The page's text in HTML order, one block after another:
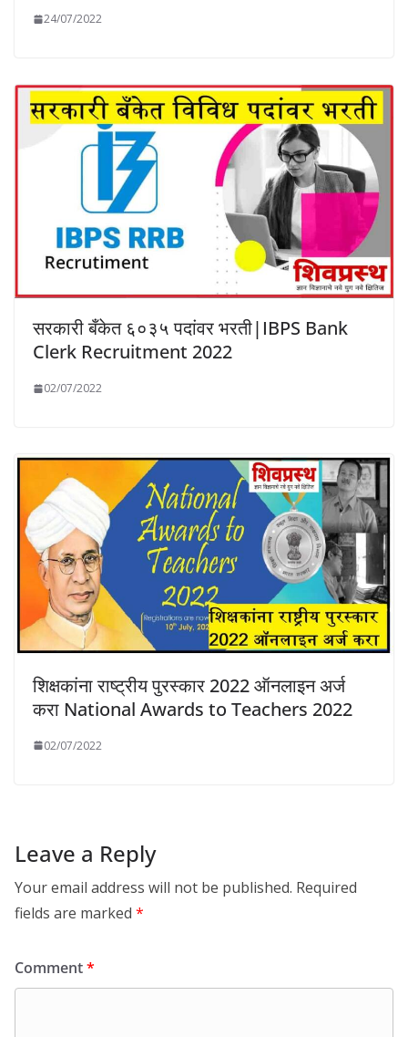
24/07/2022
सरकारी बँकेत ६०३५ पदांवर भरती|IBPS Bank
Clerk Recruitment 2022
02/07/2022
शिक्षकांना राष्ट्रीय पुरस्कार 2022 ऑनलाइन अर्ज
करा National Awards to Teachers 2022
02/07/2022
Leave a Reply
Your email address will not be published. Required
fields are marked *
Comment*